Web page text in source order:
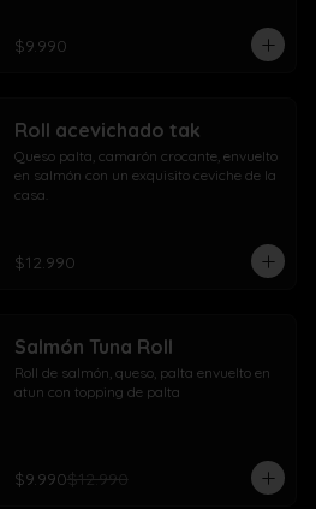
$9.990
Roll acevichado tak
Queso palta, camarón crocante, envuelto
en salmón con un exquisito ceviche de la
casa.
$12.990
Salmón Tuna Roll
Roll de salmón, queso, palta envuelto en
atun con topping de palta
$9.990$12.990